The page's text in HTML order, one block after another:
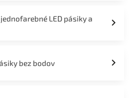
LED pásiky a
bez bodov